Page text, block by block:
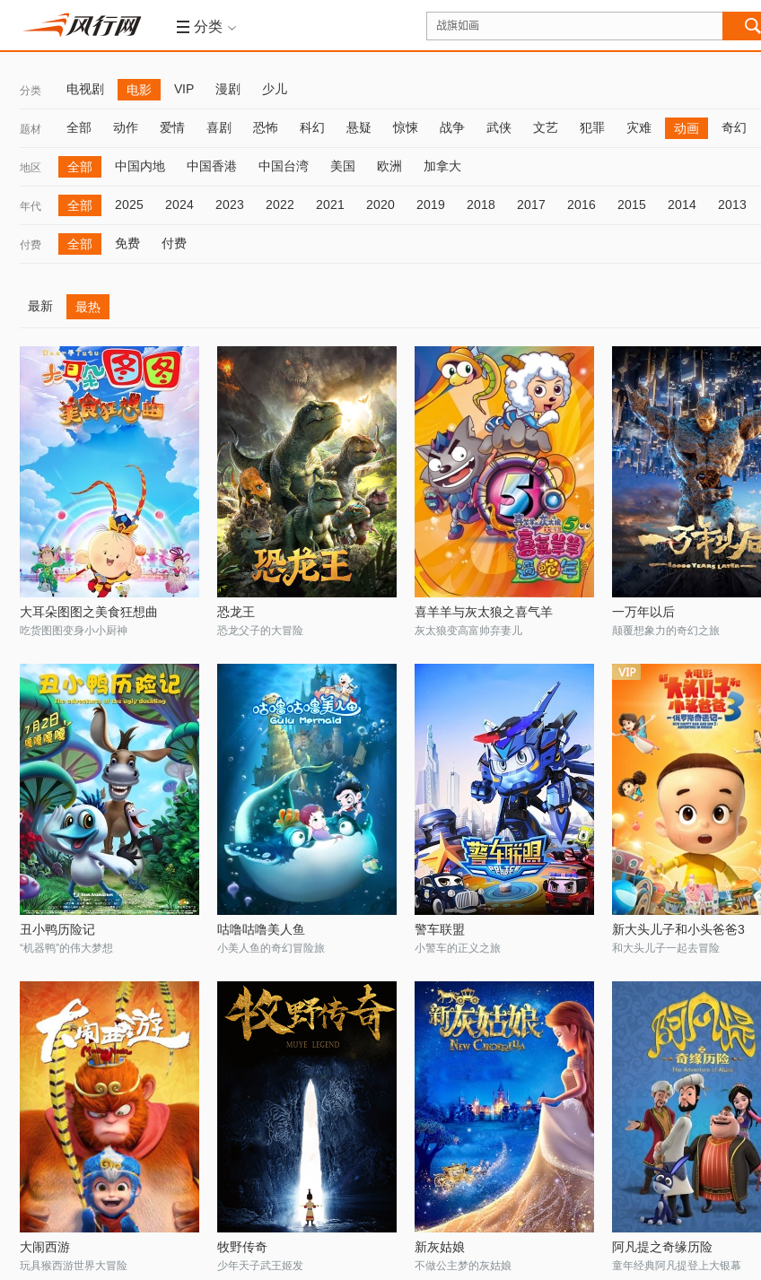
分类
分类 电视剧 电影 VIP 漫剧 少儿
题材 全部 动作 爱情 喜剧 恐怖 科幻 悬疑 惊悚 战争 武侠 文艺 犯罪 灾难 动画 奇幻
地区 全部 中国内地 中国香港 中国台湾 美国 欧洲 加拿大
年代 全部 2025 2024 2023 2022 2021 2020 2019 2018 2017 2016 2015 2014 2013
付费 全部 免费 付费
最新 最热
大耳朵图图之美食狂想曲
吃货图图变身小小厨神
恐龙王
恐龙父子的大冒险
喜羊羊与灰太狼之喜气羊
灰太狼变高富帅弃妻儿
一万年以后
颠覆想象力的奇幻之旅
丑小鸭历险记
“机器鸭”的伟大梦想
咕噜咕噜美人鱼
小美人鱼的奇幻冒险旅
警车联盟
小警车的正义之旅
新大头儿子和小头爸爸3
和大头儿子一起去冒险
大闹西游
玩具猴西游世界大冒险
牧野传奇
少年天子武王姬发
新灰姑娘
不做公主梦的灰姑娘
阿凡提之奇缘历险
童年经典阿凡提登上大银幕